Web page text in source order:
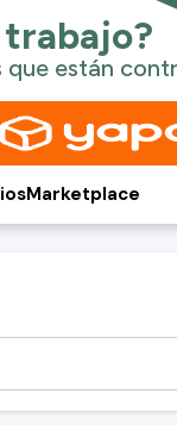
Marketplace